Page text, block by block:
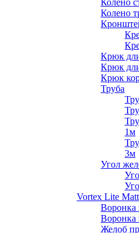
Колено
Колено
Крюк
Крюк
Крюк
Труба
1м
3м
Угол
Vortex Lite Matt
Воронка
Воронка
Желоб